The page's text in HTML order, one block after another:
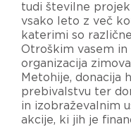
tudi številne
vsako leto z več
katerimi so
Otroškim vasem in
organizacija
Metohije, donacija
prebivalstvu ter
in izobraževalnim
akcije, ki jih je